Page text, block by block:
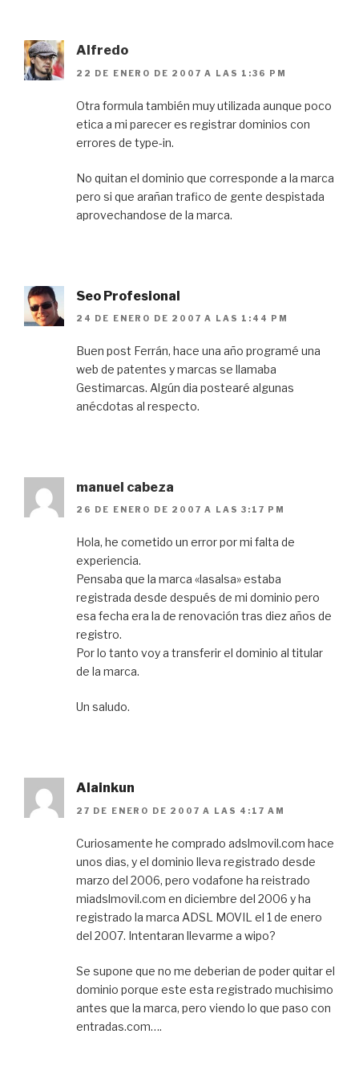
Alfredo
22 DE ENERO DE 2007 A LAS 1:36 PM
Otra formula también muy utilizada aunque poco
etica a mi parecer es registrar dominios con
errores de type-in.
No quitan el dominio que corresponde a la marca
pero si que arañan trafico de gente despistada
aprovechandose de la marca.
Seo Profesional
24 DE ENERO DE 2007 A LAS 1:44 PM
Buen post Ferrán, hace una año programé una
web de patentes y marcas se llamaba
Gestimarcas. Algún dia postearé algunas
anécdotas al respecto.
manuel cabeza
26 DE ENERO DE 2007 A LAS 3:17 PM
Hola, he cometido un error por mi falta de
experiencia.
Pensaba que la marca «lasalsa» estaba
registrada desde después de mi dominio pero
esa fecha era la de renovación tras diez años de
registro.
Por lo tanto voy a transferir el dominio al titular
de la marca.
Un saludo.
Alainkun
27 DE ENERO DE 2007 A LAS 4:17 AM
Curiosamente he comprado adslmovil.com hace
unos dias, y el dominio lleva registrado desde
marzo del 2006, pero vodafone ha reistrado
miadslmovil.com en diciembre del 2006 y ha
registrado la marca ADSL MOVIL el 1 de enero
del 2007. Intentaran llevarme a wipo?
Se supone que no me deberian de poder quitar el
dominio porque este esta registrado muchisimo
antes que la marca, pero viendo lo que paso con
entradas.com….